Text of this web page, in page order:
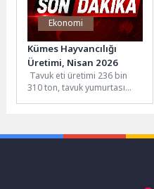
Ekonomi
Kümes Hayvancılığı
Üretimi, Nisan 2026
Tavuk eti üretimi 236 bin
310 ton, tavuk yumurtası